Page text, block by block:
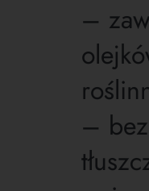
–
– bez